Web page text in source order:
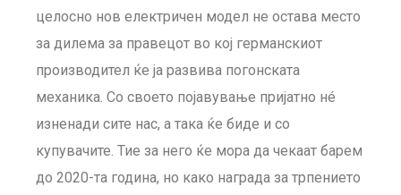
целосно нов електричен модел не остава место
за дилема за правецот во кој германскиот
производител ќе ја развива погонската
механика. Со своето појавување пријатно нé
изненади сите нас, а така ќе биде и со
купувачите. Тие за него ќе мора да чекаат барем
до 2020-та година, но како награда за трпението